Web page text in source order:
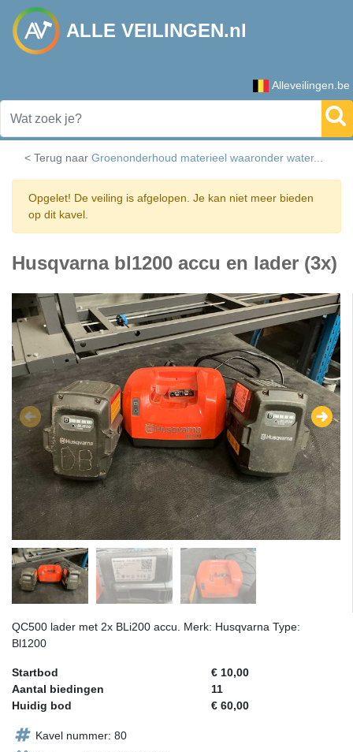
ALLE VEILINGEN.nl
Alleveilingen.be
< Terug naar Groenonderhoud materieel waaronder water...
Opgelet! De veiling is afgelopen. Je kan niet meer bieden
op dit kavel.
Husqvarna bl1200 accu en lader (3x)
QC500 lader met 2x BLi200 accu. Merk: Husqvarna Type:
Bl1200
Startbod
€ 10,00
Aantal biedingen
11
Huidig bod
€ 60,00
Kavel nummer: 80